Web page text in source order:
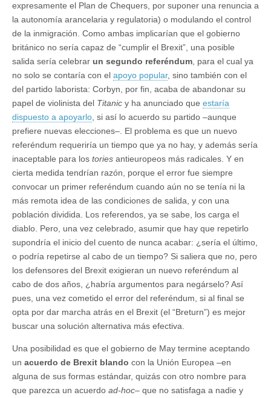
expresamente el Plan de Chequers, por suponer una renuncia a
la autonomía arancelaria y regulatoria) o modulando el control
de la inmigración. Como ambas implicarían que el gobierno
británico no sería capaz de “cumplir el Brexit”, una posible
salida sería celebrar un segundo referéndum , para el cual ya
no solo se contaría con el apoyo popular, sino también con el
del partido laborista: Corbyn, por fin, acaba de abandonar su
papel de violinista del Titanic y ha anunciado que estaría
dispuesto a apoyarlo , si así lo acuerdo su partido –aunque
prefiere nuevas elecciones–. El problema es que un nuevo
referéndum requeriría un tiempo que ya no hay, y además sería
inaceptable para los tories antieuropeos más radicales. Y en
cierta medida tendrían razón, porque el error fue siempre
convocar un primer referéndum cuando aún no se tenía ni la
más remota idea de las condiciones de salida, y con una
población dividida. Los referendos, ya se sabe, los carga el
diablo. Pero, una vez celebrado, asumir que hay que repetirlo
supondría el inicio del cuento de nunca acabar: ¿sería el último,
o podría repetirse al cabo de un tiempo? Si saliera que no, pero
los defensores del Brexit exigieran un nuevo referéndum al
cabo de dos años, ¿habría argumentos para negárselo? Así
pues, una vez cometido el error del referéndum, si al final se
opta por dar marcha atrás en el Brexit (el “Breturn”) es mejor
buscar una solución alternativa más efectiva.
Una posibilidad es que el gobierno de May termine aceptando
un acuerdo de Brexit blando con la Unión Europea –en
alguna de sus formas estándar, quizás con otro nombre para
que parezca un acuerdo ad-hoc– que no satisfaga a nadie y